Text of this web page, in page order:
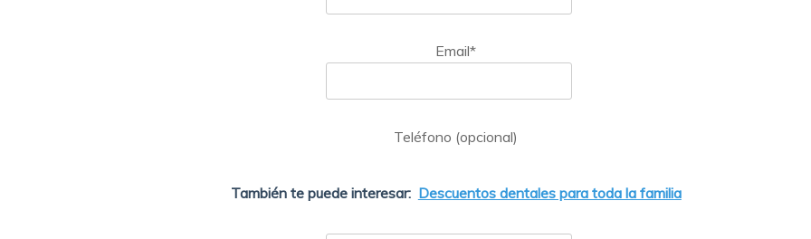
Email*
Teléfono (opcional)
También te puede interesar: Descuentos dentales para toda la familia